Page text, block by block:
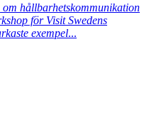
hållbarhetskommunikation
för Visit Swedens
exempel...